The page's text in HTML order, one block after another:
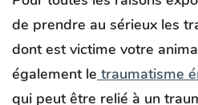
de prendre au sérieux les
dont est victime votre
également le traumatisme
qui peut être relié à un